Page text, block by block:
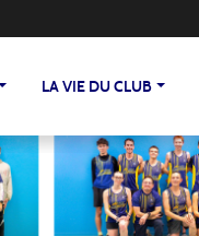
LA VIE DU CLUB